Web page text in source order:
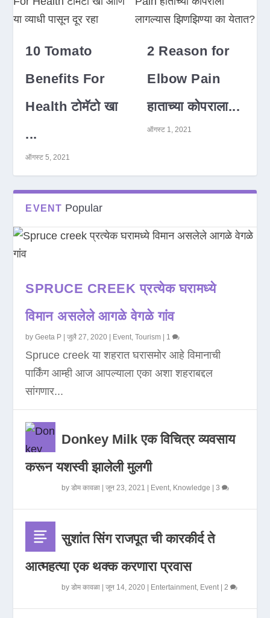
10 Tomato
Benefits For
Health टोमॅटो खा
...
ऑगस्ट 5, 2021
2 Reason for
Elbow Pain
हाताच्या कोपराला...
ऑगस्ट 1, 2021
EVENT Popular
SPRUCE CREEK प्रत्येक घरामध्ये
विमान असलेले आगळे वेगळे गांव
byGeeta P |जुलै 27, 2020 Event,Tourism 1
Spruce creek या शहरात घरासमोर आहे विमानाची
पार्किंग आम्ही आज आपल्याला एका अशा शहराबद्दल
सांगणार...
Donkey Milk एक विचित्र व्यवसाय
करून यशस्वी झालेली मुलगी
byडोम कावळा |जून 23, 2021 Event, Knowledge |3
सुशांत सिंग राजपूत ची कारकीर्द ते
आत्महत्या एक थक्क करणारा प्रवास
byडोम कावळा |जून 14, 2020 Entertainment, Event|2